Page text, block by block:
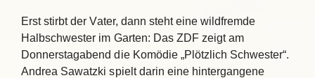
Erst stirbt der Vater, dann steht eine wildfremde
Halbschwester im Garten: Das ZDF zeigt am
Donnerstagabend die Komödie „Plötzlich Schwester“.
Andrea Sawatzki spielt darin eine hintergangene